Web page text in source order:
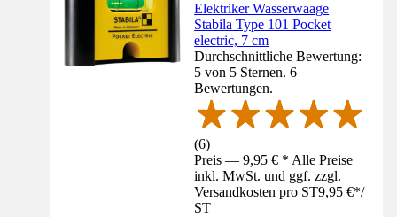
Elektriker Wasserwaage
Stabila Type 101 Pocket
electric, 7 cm
Durchschnittliche Bewertung:
5 von 5 Sternen. 6
Bewertungen.
(6)
Preis — 9,95 € * Alle Preise
inkl. MwSt. und ggf. zzgl.
Versandkosten pro ST9,95 €*/
ST